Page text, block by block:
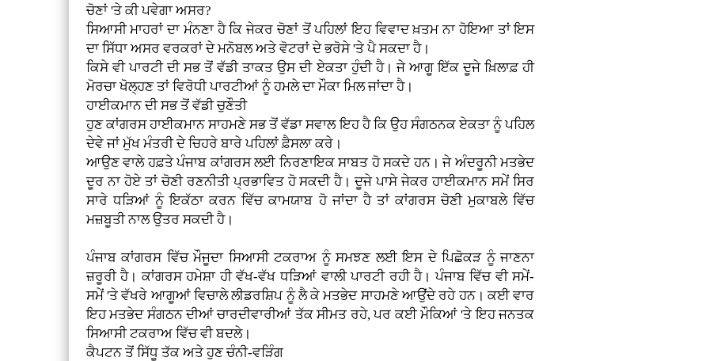
ਚੋਣਾਂ 'ਤੇ ਕੀ ਪਵੇਗਾ ਅਸਰ?
ਸਿਆਸੀ ਮਾਹਰਾਂ ਦਾ ਮੰਨਣਾ ਹੈ ਕਿ ਜੇਕਰ ਚੋਣਾਂ ਤੋਂ ਪਹਿਲਾਂ ਇਹ ਵਿਵਾਦ ਖ਼ਤਮ ਨਾ ਹੋਇਆ ਤਾਂ ਇਸ
ਦਾ ਸਿੱਧਾ ਅਸਰ ਵਰਕਰਾਂ ਦੇ ਮਨੋਬਲ ਅਤੇ ਵੋਟਰਾਂ ਦੇ ਭਰੋਸੇ 'ਤੇ ਪੈ ਸਕਦਾ ਹੈ।
ਕਿਸੇ ਵੀ ਪਾਰਟੀ ਦੀ ਸਭ ਤੋਂ ਵੱਡੀ ਤਾਕਤ ਉਸ ਦੀ ਏਕਤਾ ਹੁੰਦੀ ਹੈ। ਜੇ ਆਗੂ ਇੱਕ ਦੂਜੇ ਖ਼ਿਲਾਫ਼ ਹੀ
ਮੋਰਚਾ ਖੋਲ੍ਹਣ ਤਾਂ ਵਿਰੋਧੀ ਪਾਰਟੀਆਂ ਨੂੰ ਹਮਲੇ ਦਾ ਮੌਕਾ ਮਿਲ ਜਾਂਦਾ ਹੈ।
ਹਾਈਕਮਾਨ ਦੀ ਸਭ ਤੋਂ ਵੱਡੀ ਚੁਣੌਤੀ
ਹੁਣ ਕਾਂਗਰਸ ਹਾਈਕਮਾਨ ਸਾਹਮਣੇ ਸਭ ਤੋਂ ਵੱਡਾ ਸਵਾਲ ਇਹ ਹੈ ਕਿ ਉਹ ਸੰਗਠਨਕ ਏਕਤਾ ਨੂੰ ਪਹਿਲ
ਦੇਵੇ ਜਾਂ ਮੁੱਖ ਮੰਤਰੀ ਦੇ ਚਿਹਰੇ ਬਾਰੇ ਪਹਿਲਾਂ ਫ਼ੈਸਲਾ ਕਰੇ।
ਆਉਣ ਵਾਲੇ ਹਫ਼ਤੇ ਪੰਜਾਬ ਕਾਂਗਰਸ ਲਈ ਨਿਰਣਾਇਕ ਸਾਬਤ ਹੋ ਸਕਦੇ ਹਨ। ਜੇ ਅੰਦਰੂਨੀ ਮਤਭੇਦ
ਦੂਰ ਨਾ ਹੋਏ ਤਾਂ ਚੋਣੀ ਰਣਨੀਤੀ ਪ੍ਰਭਾਵਿਤ ਹੋ ਸਕਦੀ ਹੈ। ਦੂਜੇ ਪਾਸੇ ਜੇਕਰ ਹਾਈਕਮਾਨ ਸਮੇਂ ਸਿਰ
ਸਾਰੇ ਧੜਿਆਂ ਨੂੰ ਇਕੱਠਾ ਕਰਨ ਵਿੱਚ ਕਾਮਯਾਬ ਹੋ ਜਾਂਦਾ ਹੈ ਤਾਂ ਕਾਂਗਰਸ ਚੋਣੀ ਮੁਕਾਬਲੇ ਵਿੱਚ
ਮਜ਼ਬੂਤੀ ਨਾਲ ਉਤਰ ਸਕਦੀ ਹੈ।
ਪੰਜਾਬ ਕਾਂਗਰਸ ਵਿੱਚ ਮੌਜੂਦਾ ਸਿਆਸੀ ਟਕਰਾਅ ਨੂੰ ਸਮਝਣ ਲਈ ਇਸ ਦੇ ਪਿਛੋਕੜ ਨੂੰ ਜਾਣਨਾ
ਜ਼ਰੂਰੀ ਹੈ। ਕਾਂਗਰਸ ਹਮੇਸ਼ਾ ਹੀ ਵੱਖ-ਵੱਖ ਧੜਿਆਂ ਵਾਲੀ ਪਾਰਟੀ ਰਹੀ ਹੈ। ਪੰਜਾਬ ਵਿੱਚ ਵੀ ਸਮੇਂ-
ਸਮੇਂ 'ਤੇ ਵੱਖਰੇ ਆਗੂਆਂ ਵਿਚਾਲੇ ਲੀਡਰਸ਼ਿਪ ਨੂੰ ਲੈ ਕੇ ਮਤਭੇਦ ਸਾਹਮਣੇ ਆਉਂਦੇ ਰਹੇ ਹਨ। ਕਈ ਵਾਰ
ਇਹ ਮਤਭੇਦ ਸੰਗਠਨ ਦੀਆਂ ਚਾਰਦੀਵਾਰੀਆਂ ਤੱਕ ਸੀਮਤ ਰਹੇ, ਪਰ ਕਈ ਮੌਕਿਆਂ 'ਤੇ ਇਹ ਜਨਤਕ
ਸਿਆਸੀ ਟਕਰਾਅ ਵਿੱਚ ਵੀ ਬਦਲੇ।
ਕੈਪਟਨ ਤੋਂ ਸਿੱਧੂ ਤੱਕ ਅਤੇ ਹੁਣ ਚੰਨੀ-ਵੜਿੰਗ